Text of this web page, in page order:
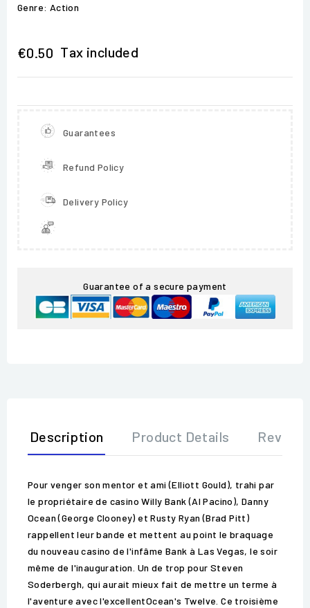
Genre: Action
€0.50 Tax included
Guarantees
Refund Policy
Delivery Policy
Guarantee of a secure payment
Description Product Details
Pour venger son mentor et ami (Elliott Gould), trahi par
le propriétaire de casino Willy Bank (Al Pacino), Danny
Ocean (George Clooney) et Rusty Ryan (Brad Pitt)
rappellent leur bande et mettent au point le braquage
du nouveau casino de l'infâme Bank à Las Vegas, le soir
même de l'inauguration. Un de trop pour Steven
Soderbergh, qui aurait mieux fait de mettre un terme à
l'aventure avec l'excellentOcean's Twelve. Ce troisième